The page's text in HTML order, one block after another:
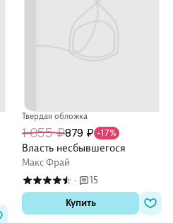
Твердая обложка
1 055 ₽879 ₽ -17%
Власть несбывшегося
Макс Фрай
·
15
Купить